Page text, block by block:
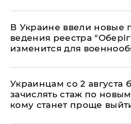
В Украине ввели новые
ведения реестра
изменится для
Украинцам со 2 августа
зачислять стаж по
кому станет проще